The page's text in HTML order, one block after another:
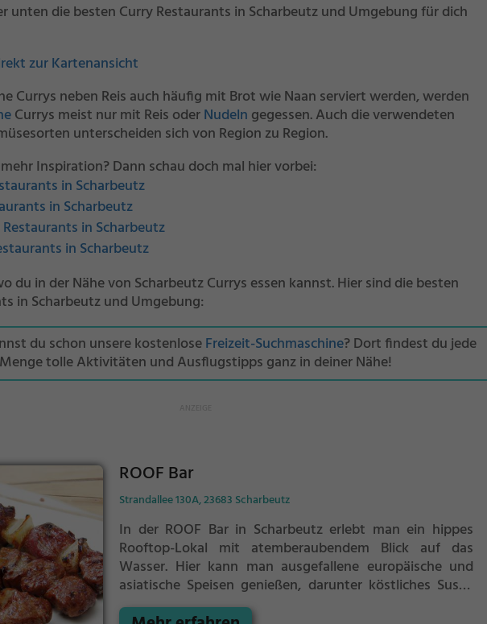
unten die besten Curry Restaurants in Scharbeutz und Umgebung für dich
zur Kartenansicht
Currys neben Reis auch häufig mit Brot wie Naan serviert werden, werden
Currys meist nur mit Reis oderNudeln gegessen. Auch die verwendeten
unterscheiden sich von Region zu Region.
Inspiration? Dann schau doch mal hier vorbei:
in Scharbeutz
in Scharbeutz
in Scharbeutz
in Scharbeutz
du in der Nähe von Scharbeutz Currys essen kannst. Hier sind die besten
in Scharbeutz und Umgebung:
du schon unsere kostenloseFreizeit-Suchmaschine? Dort findest du jede
Menge tolle Aktivitäten und Ausflugstipps ganz in deiner Nähe!
ROOF Bar
Strandallee 130A, 23683 Scharbeutz
In der ROOF Bar in Scharbeutz erlebt man ein hippes
Rooftop-Lokal mit atemberaubendem Blick auf das
Wasser. Hier kann man ausgefallene europäische und
asiatische Speisen genießen, darunter köstliches Sushi,
asiatische und japanische Gerichte sowie eine Vielzahl an